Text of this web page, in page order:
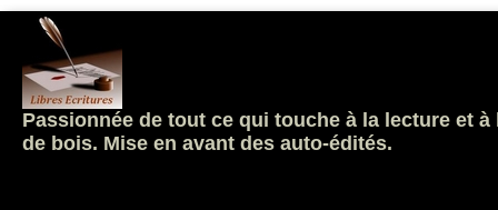
Passionnée de tout ce qui touche à la lecture et
de bois. Mise en avant des auto-édités.